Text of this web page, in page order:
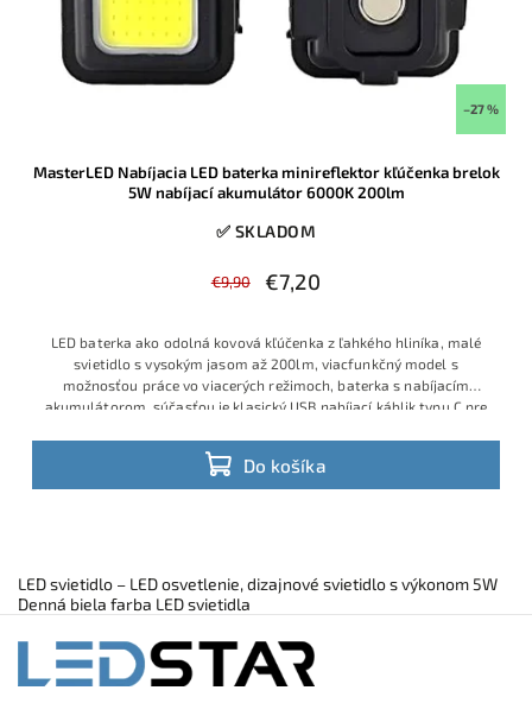
–27 %
MasterLED Nabíjacia LED baterka minireflektor kľúčenka brelok
5W nabíjací akumulátor 6000K 200lm
✅ SKLADOM
€9,90 €7,20
Do košíka
LED baterka ako odolná kovová kľúčenka z ľahkého hliníka, malé
svietidlo s vysokým jasom až 200lm, viacfunkčný model s
možnosťou práce vo viacerých režimoch, baterka s nabíjacím
akumulátorom, súčasťou je klasický USB nabíjací káblik typu C pre
LED svietidlo – LED osvetlenie, dizajnové svietidlo s výkonom 5W
Denná biela farba LED svietidla